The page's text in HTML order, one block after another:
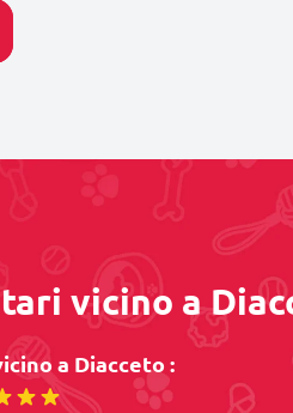
vicino a
a Diacceto :